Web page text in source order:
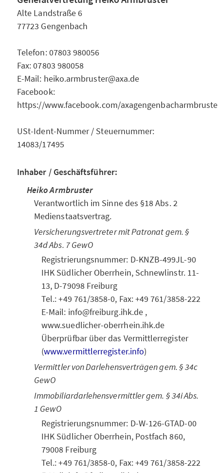
Alte Landstraße 6
77723 Gengenbach
Telefon: 07803 980056
Fax: 07803 980058
E-Mail: heiko.armbruster@axa.de
Facebook:
https://www.facebook.com/
USt-Ident-Nummer / Steuernummer:
14083/17495
Inhaber / Geschäftsführer:
Heiko Armbruster
Verantwortlich im Sinne des §18 Abs. 2
Medienstaatsvertrag.
Versicherungsvertreter mit Patronat gem. §
34d Abs. 7 GewO
Registrierungsnummer: D-KNZB-499JL-90
IHK Südlicher Oberrhein, Schnewlinstr. 11-
13, D-79098 Freiburg
Tel.: +49 761/3858-0, Fax: +49 761/3858-222
E-Mail: info@freiburg.ihk.de ,
www.suedlicher-oberrhein.ihk.de
Überprüfbar über das Vermittlerregister
(www.vermittlerregister.info)
Vermittler von Darlehensverträgen gem. § 34c
GewO
Immobiliardarlehensvermittler gem. § 34i Abs.
1 GewO
Registrierungsnummer: D-W-126-GTAD-00
IHK Südlicher Oberrhein, Postfach 860,
79008 Freiburg
Tel.: +49 761/3858-0, Fax: +49 761/3858-222